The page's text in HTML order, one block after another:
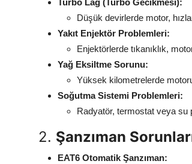
Turbo Lag (Turbo Gecikmesi):
Düşük devirlerde motor,
Yakıt Enjektör Problemleri:
Enjektörlerde tıkanıklık,
Yağ Eksiltme Sorunu:
Yüksek kilometrelerde
Soğutma Sistemi Problemleri:
Radyatör, termostat veya su
2. Şanzıman
EAT6 Otomatik Şanzıman: